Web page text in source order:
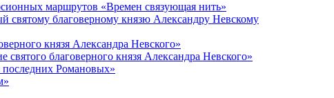
маршрутов «Времен связующая нить»
святому благоверному князю Александру Невскому
князя Александра Невского»
благоверного князя Александра Невского»
Романовых»